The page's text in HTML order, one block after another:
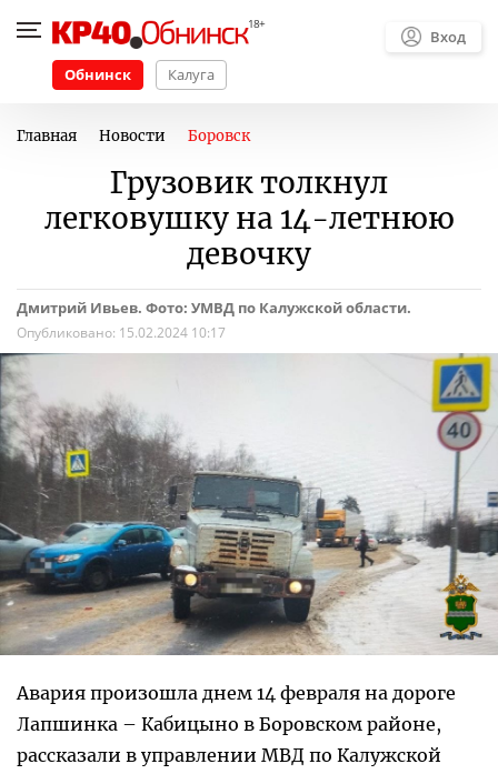
Обнинск Калуга
Вход
Главная Новости Боровск
Грузовик толкнул
легковушку на 14-летнюю
девочку
Дмитрий Ивьев. Фото: УМВД по Калужской области.
Опубликовано: 15.02.2024 10:17
Авария произошла днем 14 февраля на дороге
Лапшинка – Кабицыно в Боровском районе,
рассказали в управлении МВД по Калужской